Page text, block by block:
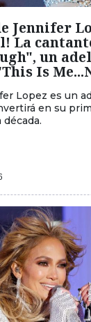
Jennifer
La
un
Is
Lopez es un
en su